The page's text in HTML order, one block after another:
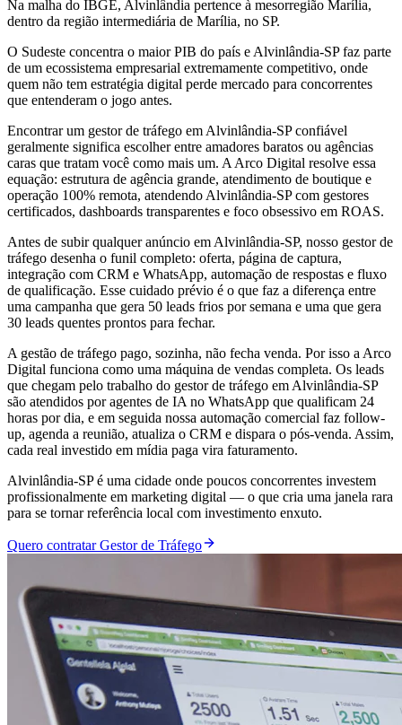
Na malha do IBGE, Alvinlândia pertence à mesorregião Marília,
dentro da região intermediária de Marília, no SP.
O Sudeste concentra o maior PIB do país e Alvinlândia-SP faz parte
de um ecossistema empresarial extremamente competitivo, onde
quem não tem estratégia digital perde mercado para concorrentes
que entenderam o jogo antes.
Encontrar um gestor de tráfego em Alvinlândia-SP confiável
geralmente significa escolher entre amadores baratos ou agências
caras que tratam você como mais um. A Arco Digital resolve essa
equação: estrutura de agência grande, atendimento de boutique e
operação 100% remota, atendendo Alvinlândia-SP com gestores
certificados, dashboards transparentes e foco obsessivo em ROAS.
Antes de subir qualquer anúncio em Alvinlândia-SP, nosso gestor de
tráfego desenha o funil completo: oferta, página de captura,
integração com CRM e WhatsApp, automação de respostas e fluxo
de qualificação. Esse cuidado prévio é o que faz a diferença entre
uma campanha que gera 50 leads frios por semana e uma que gera
30 leads quentes prontos para fechar.
A gestão de tráfego pago, sozinha, não fecha venda. Por isso a Arco
Digital funciona como uma máquina de vendas completa. Os leads
que chegam pelo trabalho do gestor de tráfego em Alvinlândia-SP
são atendidos por agentes de IA no WhatsApp que qualificam 24
horas por dia, e em seguida nossa automação comercial faz follow-
up, agenda a reunião, atualiza o CRM e dispara o pós-venda. Assim,
cada real investido em mídia paga vira faturamento.
Alvinlândia-SP é uma cidade onde poucos concorrentes investem
profissionalmente em marketing digital — o que cria uma janela rara
para se tornar referência local com investimento enxuto.
Quero contratar Gestor de Tráfego